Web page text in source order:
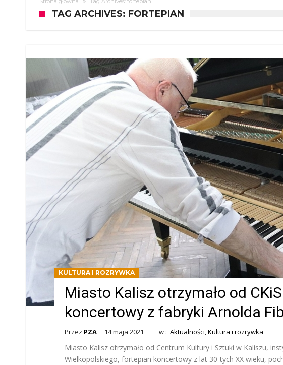
TAG ARCHIVES: FORTEPIAN
KULTURA I ROZRYWKA
Miasto Kalisz otrzymało od
koncertowy z fabryki Arnolda
Przez PZA 14 maja 2021 w : Aktualności,Kultura i rozrywka
Miasto Kalisz otrzymało od Centrum Kultury i Sztuki w Kaliszu,
Wielkopolskiego, fortepian koncertowy z lat 30-tych XX wieku,